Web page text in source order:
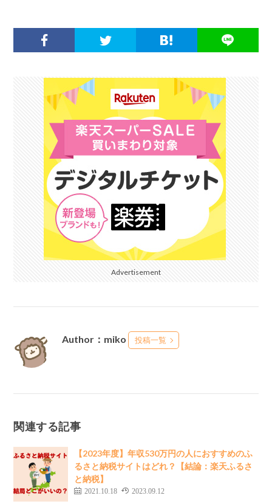
Advertisement
Author：miko 投稿一覧
関連する記事
【2023年度】年収530万円の人におすすめのふ
るさと納税サイトはどれ？【結論：楽天ふるさ
と納税】
2021.10.18 2023.09.12